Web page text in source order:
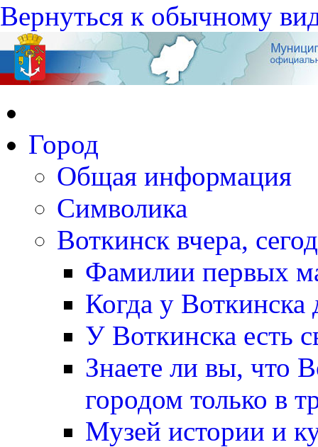
Вернуться к обычному
Город
Общая информация
Символика
Воткинск вчера,
Фамилии первых
Когда у Воткинска
У Воткинска есть
Знаете ли вы, что
городом только в
Музей истории и